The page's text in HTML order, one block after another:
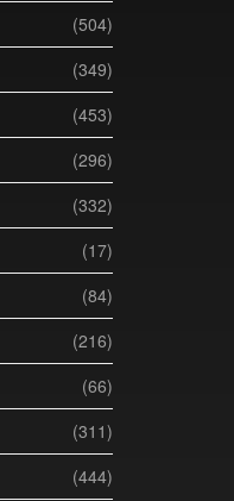
(504)
(349)
(453)
(296)
(332)
(17)
(84)
(216)
(66)
(311)
(444)